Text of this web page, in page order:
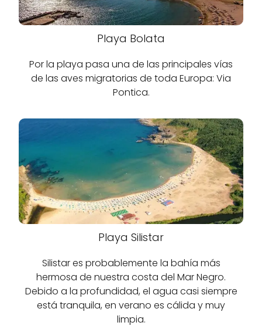
Playa Bolata
Por la playa pasa una de las principales vías
de las aves migratorias de toda Europa: Via
Pontica.
Playa Silistar
Silistar es probablemente la bahía más
hermosa de nuestra costa del Mar Negro.
Debido a la profundidad, el agua casi siempre
está tranquila, en verano es cálida y muy
limpia.